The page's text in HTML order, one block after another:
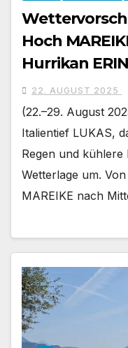
Hoch
Hurrikan
22. AUGUST 2025
(22.–29. August
Italientief LUKAS,
Regen und
Wetterlage um.
MAREIKE nach